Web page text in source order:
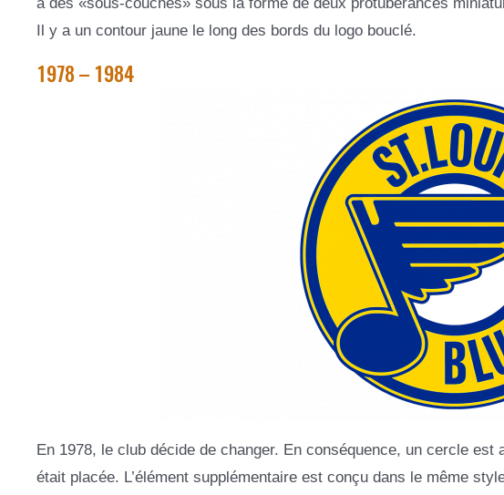
a des «sous-couches» sous la forme de deux protubérances
Il y a un contour jaune le long des bords du logo bouclé.
1978 – 1984
En 1978, le club décide de changer. En conséquence, un cercle est
était placée. L’élément supplémentaire est conçu dans le même